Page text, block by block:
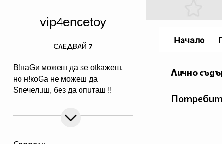
vip4encetoy
В!наGи можеш да sе оtkажеш,
но н!коGа не можеш да
Snечелuш, без да опuташ !!
СЛЕДВАЙ 7
Лично
Начало